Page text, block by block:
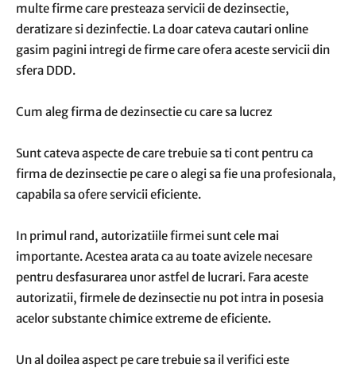
multe firme care presteaza servicii de dezinsectie,
deratizare si dezinfectie. La doar cateva cautari online
gasim pagini intregi de firme care ofera aceste servicii din
sfera DDD.
Cum aleg firma de dezinsectie cu care sa lucrez
Sunt cateva aspecte de care trebuie sa ti cont pentru ca
firma de dezinsectie pe care o alegi sa fie una profesionala,
capabila sa ofere servicii eficiente.
In primul rand, autorizatiile firmei sunt cele mai
importante. Acestea arata ca au toate avizele necesare
pentru desfasurarea unor astfel de lucrari. Fara aceste
autorizatii, firmele de dezinsectie nu pot intra in posesia
acelor substante chimice extreme de eficiente.
Un al doilea aspect pe care trebuie sa il verifici este